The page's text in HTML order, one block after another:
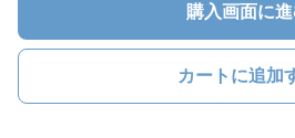
購入画面に
カートに追加